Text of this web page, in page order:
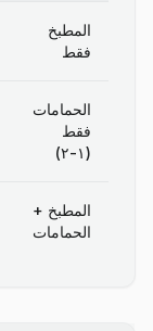
المطبخ
فقط
الحمامات
فقط
(١-٢)
المطبخ +
الحمامات